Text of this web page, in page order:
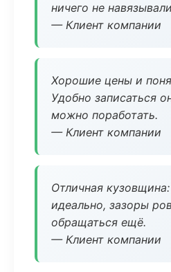
ничего не
— Клиент компании
Хорошие цены и
Удобно записаться
можно поработать.
— Клиент компании
Отличная
идеально, зазоры
обращаться ещё.
— Клиент компании